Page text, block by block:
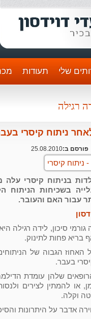
שלי תעודות
רגילה
ניתוח קיסרי
פורסם ב:25.08.2010
בשכיחות הניתוח
עבור האם והעובר.
גורמי סיכון, לידה רגילה
בריא פחות לתינוק.
הגבוה של
בעבר.
שלהן עומדת
או להמתין לצירים
וקלה.
אדבר על היתרונות